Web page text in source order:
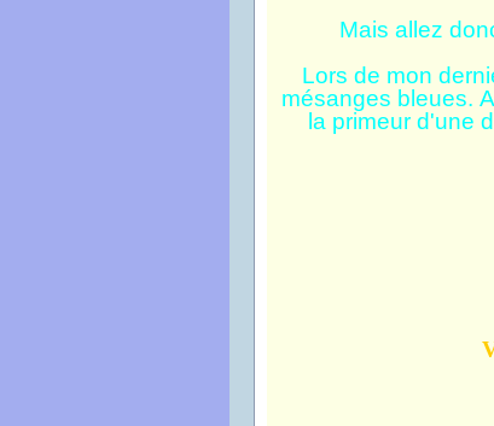
Mais allez
Lors de mon
mésanges bleues.
la primeur d'une